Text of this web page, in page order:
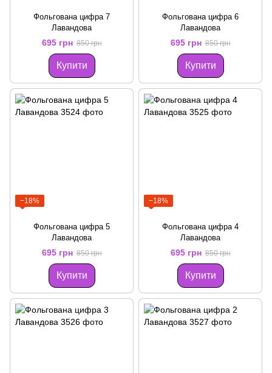
Фольгована цифра 7
Лавандова
695 грн 850 грн
Купити
Фольгована цифра 6
Лавандова
695 грн 850 грн
Купити
−18%
Фольгована цифра 5
Лавандова
695 грн 850 грн
Купити
−18%
Фольгована цифра 4
Лавандова
695 грн 850 грн
Купити